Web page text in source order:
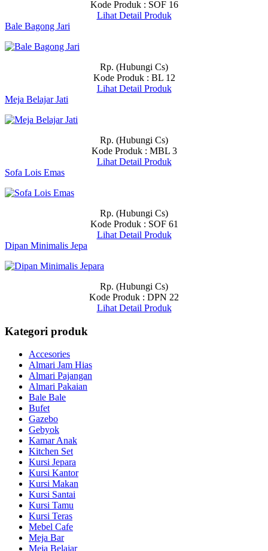
Kode Produk : SOF 16
Lihat Detail Produk
Bale Bagong Jari
Rp. (Hubungi Cs)
Kode Produk : BL 12
Lihat Detail Produk
Meja Belajar Jati
Rp. (Hubungi Cs)
Kode Produk : MBL 3
Lihat Detail Produk
Sofa Lois Emas
Rp. (Hubungi Cs)
Kode Produk : SOF 61
Lihat Detail Produk
Dipan Minimalis Jepa
Rp. (Hubungi Cs)
Kode Produk : DPN 22
Lihat Detail Produk
Kategori produk
Accesories
Almari Jam Hias
Almari Pajangan
Almari Pakaian
Bale Bale
Bufet
Gazebo
Gebyok
Kamar Anak
Kitchen Set
Kursi Jepara
Kursi Kantor
Kursi Makan
Kursi Santai
Kursi Tamu
Kursi Teras
Mebel Cafe
Meja Bar
Meja Belajar